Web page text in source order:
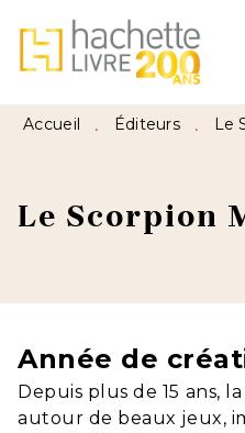
MENU
PIED DE PAGE
Accueil • Éditeurs • Le
Le Scorpion
Année de
Depuis plus de 15 ans,
autour de beaux jeux,